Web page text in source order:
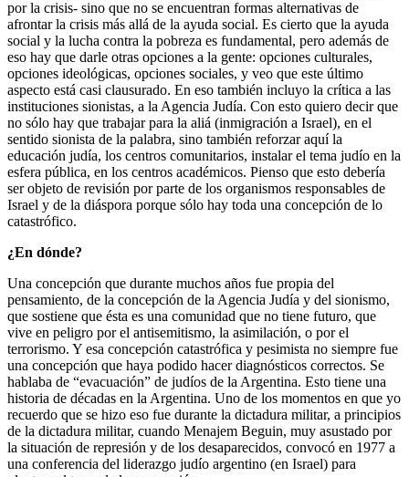
por la crisis- sino que no se encuentran formas alternativas de
afrontar la crisis más allá de la ayuda social. Es cierto que la ayuda
social y la lucha contra la pobreza es fundamental, pero además de
eso hay que darle otras opciones a la gente: opciones culturales,
opciones ideológicas, opciones sociales, y veo que este último
aspecto está casi clausurado. En eso también incluyo la crítica a las
instituciones sionistas, a la Agencia Judía. Con esto quiero decir que
no sólo hay que trabajar para la aliá (inmigración a Israel), en el
sentido sionista de la palabra, sino también reforzar aquí la
educación judía, los centros comunitarios, instalar el tema judío en la
esfera pública, en los centros académicos. Pienso que esto debería
ser objeto de revisión por parte de los organismos responsables de
Israel y de la diáspora porque sólo hay toda una concepción de lo
catastrófico.
¿En dónde?
Una concepción que durante muchos años fue propia del
pensamiento, de la concepción de la Agencia Judía y del sionismo,
que sostiene que ésta es una comunidad que no tiene futuro, que
vive en peligro por el antisemitismo, la asimilación, o por el
terrorismo. Y esa concepción catastrófica y pesimista no siempre fue
una concepción que haya podido hacer diagnósticos correctos. Se
hablaba de “evacuación” de judíos de la Argentina. Esto tiene una
historia de décadas en la Argentina. Uno de los momentos en que yo
recuerdo que se hizo eso fue durante la dictadura militar, a principios
de la dictadura militar, cuando Menajem Beguin, muy asustado por
la situación de represión y de los desaparecidos, convocó en 1977 a
una conferencia del liderazgo judío argentino (en Israel) para